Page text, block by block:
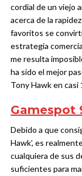
cordial de un viejo
acerca de la
favoritos se
estrategia
me resulta
ha sido el mejor
Tony Hawk en casi
Gamespot
Debido a que
Hawk’, es
cualquiera de sus
suficientes para